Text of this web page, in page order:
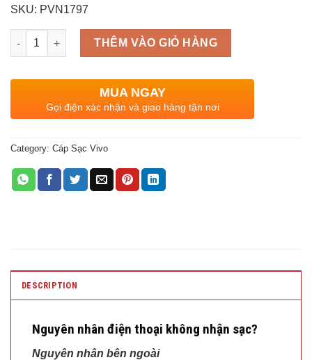
SKU: PVN1797
Quantity
THÊM VÀO GIỎ HÀNG
MUA NGAY
Gọi điện xác nhận và giao hàng tận nơi
Category: Cáp Sạc Vivo
DESCRIPTION
Nguyên nhân điện thoại không nhận sạc?
Nguyên nhân bên ngoài